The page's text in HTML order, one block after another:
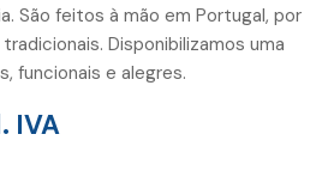
São feitos à mão em Portugal, por
Disponibilizamos uma
funcionais e alegres.
IVA